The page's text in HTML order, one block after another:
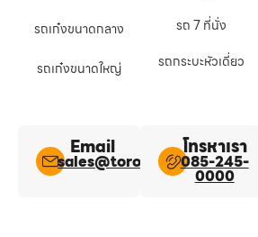
รถเก๋งขนาดกลาง
รถเก๋งขนาดใหญ่
รถ 7 ที่นั่ง
รถกระบะหัวเดี่ยว
Email
sales@toroddee.com
โทรหาเรา
085-245-
0000